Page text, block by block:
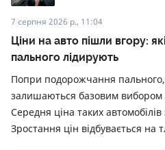
7 серпня 2026 р., 11:04
Ціни на авто пішли вгору:
пального лідирують
Попри подорожчання пального,
залишаються базовим вибором
Середня ціна таких
Зростання цін відбувається на